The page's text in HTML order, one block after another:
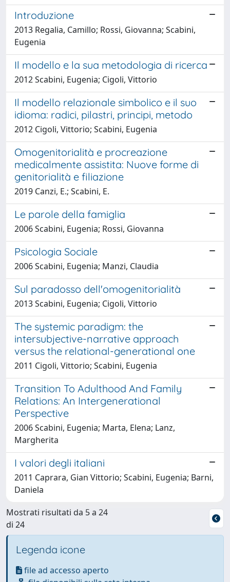
Introduzione
2013 Regalia, Camillo; Rossi, Giovanna; Scabini,
Eugenia
Il modello e la sua metodologia di ricerca
2012 Scabini, Eugenia; Cigoli, Vittorio
Il modello relazionale simbolico e il suo
idioma: radici, pilastri, principi, metodo
2012 Cigoli, Vittorio; Scabini, Eugenia
Omogenitorialità e procreazione
medicalmente assistita: Nuove forme di
genitorialità e filiazione
2019 Canzi, E.; Scabini, E.
Le parole della famiglia
2006 Scabini, Eugenia; Rossi, Giovanna
Psicologia Sociale
2006 Scabini, Eugenia; Manzi, Claudia
Sul paradosso dell'omogenitorialità
2013 Scabini, Eugenia; Cigoli, Vittorio
The systemic paradigm: the
intersubjective-narrative approach
versus the relational-generational one
2011 Cigoli, Vittorio; Scabini, Eugenia
Transition To Adulthood And Family
Relations: An Intergenerational
Perspective
2006 Scabini, Eugenia; Marta, Elena; Lanz,
Margherita
I valori degli italiani
2011 Caprara, Gian Vittorio; Scabini, Eugenia; Barni,
Daniela
Mostrati risultati da 5 a 24
di 24
Legenda icone
file ad accesso aperto